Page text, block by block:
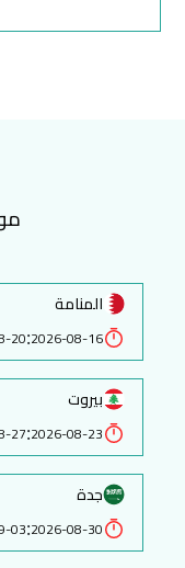
المنامة
2026-08-16
:
20
بيروت
2026-08-23
:
27
جدة
2026-08-30
:
03